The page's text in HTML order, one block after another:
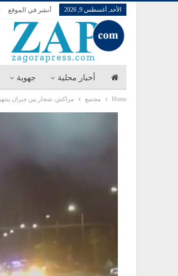
الأحد, أغسطس 9, 2026 أنشر في الموقع
أخبار محلية جهوية
Home مجتمع مراكش..شجار بين جيران